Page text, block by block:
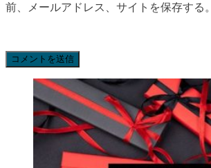
前、メールアドレス、サイトを保存する。